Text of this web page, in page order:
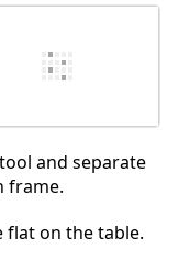
and separate
frame.
flat on the table.